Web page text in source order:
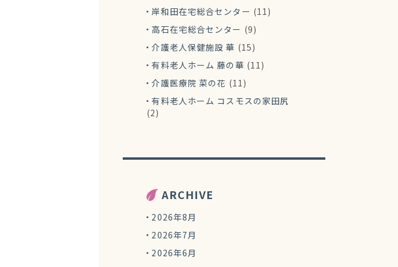
岸和田在宅総合センター (11)
高石在宅総合センター (9)
介護老人保健施設 華 (15)
有料老人ホーム 藤の華 (11)
介護医療院 菜の花 (11)
有料老人ホーム コスモスの家田尻
(2)
ARCHIVE
2026年8月
2026年7月
2026年6月